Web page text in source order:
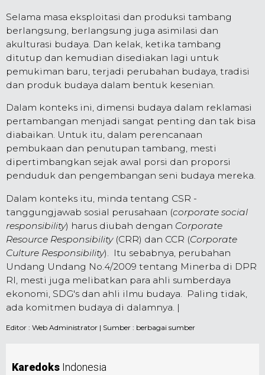
Selama masa eksploitasi dan produksi tambang
berlangsung, berlangsung juga asimilasi dan
akulturasi budaya. Dan kelak, ketika tambang
ditutup dan kemudian disediakan lagi untuk
pemukiman baru, terjadi perubahan budaya, tradisi
dan produk budaya dalam bentuk kesenian.
Dalam konteks ini, dimensi budaya dalam reklamasi
pertambangan menjadi sangat penting dan tak bisa
diabaikan. Untuk itu, dalam perencanaan
pembukaan dan penutupan tambang, mesti
dipertimbangkan sejak awal porsi dan proporsi
penduduk dan pengembangan seni budaya mereka.
Dalam konteks itu, minda tentang CSR -
tanggungjawab sosial perusahaan (corporate social
responsibility) harus diubah dengan Corporate
Resource Responsibility(CRR) dan CCR (Corporate
Culture Responsibility). Itu sebabnya, perubahan
Undang Undang No.4/2009 tentang Minerba di DPR
RI, mesti juga melibatkan para ahli sumberdaya
ekonomi, SDG's dan ahli ilmu budaya. Paling tidak,
ada komitmen budaya di dalamnya. |
Editor : Web Administrator | Sumber : berbagai sumber
Karedoks Indonesia